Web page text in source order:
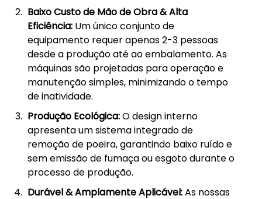
Baixo Custo de Mão de Obra & Alta
Eficiência: Um único conjunto de
equipamento requer apenas 2-3 pessoas
desde a produção até ao embalamento. As
máquinas são projetadas para operação e
manutenção simples, minimizando o tempo
de inatividade.
Produção Ecológica:O design interno
apresenta um sistema integrado de
remoção de poeira, garantindo baixo ruído e
sem emissão de fumaça ou esgoto durante o
processo de produção.
Durável & Amplamente Aplicável:As nossas